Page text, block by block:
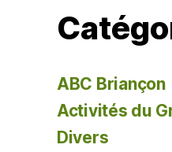
ABC Briançon
Activités du
Divers